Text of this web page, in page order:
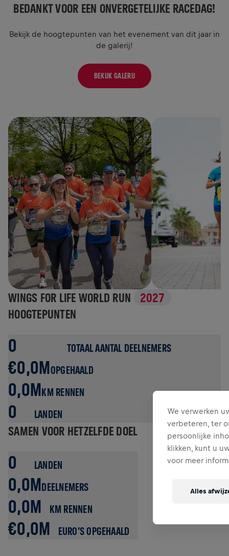
BEDANKT VOOR EEN ONVERGETELIJKE RACEDAG!
Bekijk de hoogtepunten van het evenement van dit jaar in
de galerij!
BEKIJK GALERIJ
WINGS FOR LIFE WORLD RUN
2027
HOOGTEPUNTEN
0 TOTAAL AANTAL DEELNEMERS
€0,0MOPGEHAALD
0,0MKM RENNEN
0 LANDEN
SAMEN VOOR HETZELFDE DOEL
0 LANDEN
0,0MDEELNEMERS
0,0M KM RENNEN
€0,0M EURO'S OPGEHAALD
We verwerken
verbeteren, ter
persoonlijke
klikken, kunt u
voor meer
Alles